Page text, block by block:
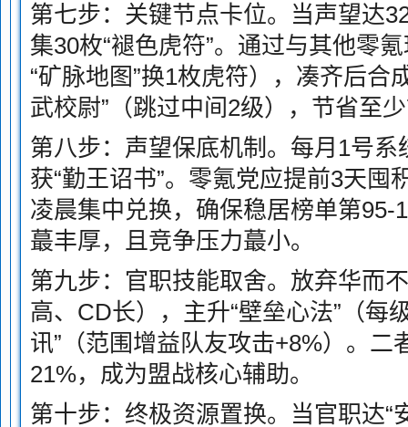
第七步：关键节点卡位。当声望达
集30枚“褪色虎符”。通过与其他零
“矿脉地图”换1枚虎符），凑齐后合
武校尉”（跳过中间2级），节省至
第八步：声望保底机制。每月1号系
获“勤王诏书”。零氪党应提前3天囤
凌晨集中兑换，确保稳居榜单第
蕞丰厚，且竞争压力蕞小。
第九步：官职技能取舍。放弃华而
高、CD长），主升“壁垒心法”（每
讯”（范围增益队友攻击+8%）。二
21%，成为盟战核心辅助。
第十步：终极资源置换。当官职达“